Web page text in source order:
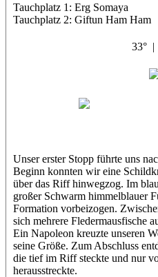
Tauchplatz 1: Erg Somaya
Tauchplatz 2: Giftun Ham Ham
33° |
Unser erster Stopp führte uns
Beginn konnten wir eine
über das Riff hinwegzog. Im
großer Schwarm himmelblauer
Formation vorbeizogen.
sich mehrere Fledermausfische
Ein Napoleon kreuzte unseren
seine Größe. Zum Abschluss
die tief im Riff steckte und nur
herausstreckte.